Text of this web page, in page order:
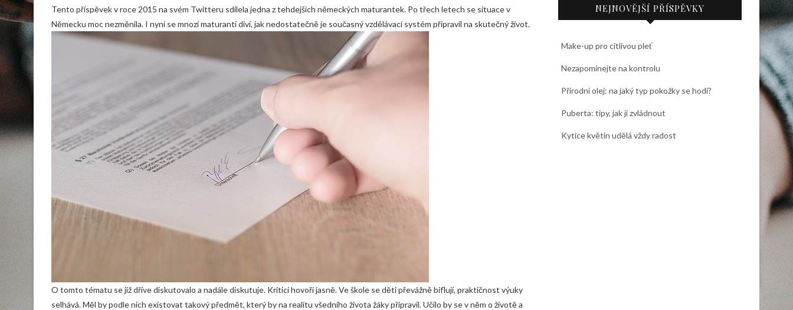
Tento příspěvek v roce 2015 na svém Twitteru sdílela jedna z tehdejších německých maturantek. Po třech letech se situace v
Německu moc nezměnila. I nyní se mnozí maturanti diví, jak nedostatečně je současný vzdělávací systém připravil na skutečný život.
O tomto tématu se již dříve diskutovalo a nadále diskutuje. Kritici hovoří jasně. Ve škole se děti převážně biflují, praktičnost výuky
selhává. Měl by podle nich existovat takový předmět, který by na realitu všedního života žáky připravil. Učilo by se v něm o životě a
NEJNOVĚJŠÍ PŘÍSPĚVKY
Make-up pro citlivou pleť
Nezapomínejte na kontrolu
Přírodní olej: na jaký typ pokožky se hodí?
Puberta: tipy, jak ji zvládnout
Kytice květin udělá vždy radost